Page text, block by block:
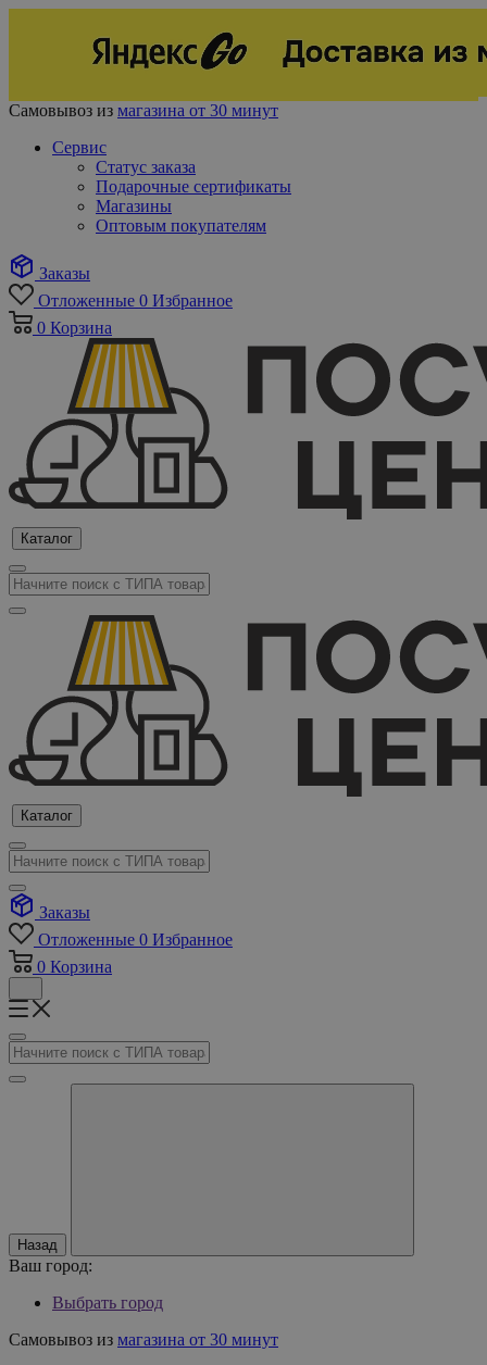
Самовывоз из магазина от 30 минут
Сервис
Статус заказа
Подарочные сертификаты
Магазины
Оптовым покупателям
Заказы
Отложенные 0 Избранное
0 Корзина
Каталог
Каталог
Заказы
Отложенные 0 Избранное
0 Корзина
Назад
Ваш город:
Выбрать город
Самовывоз из магазина от 30 минут